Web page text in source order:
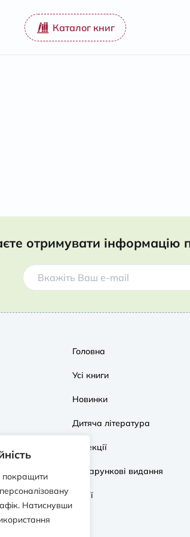
покращити
Натиснувши
Каталог книг
отримувати інформацію
Головна
Усі книги
Новинки
Дитяча література
Колекції
Подарункові видання
Акції